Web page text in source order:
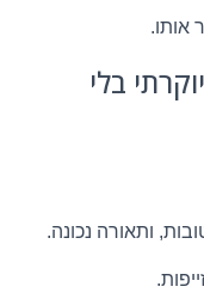
אותו.
בלי
ותאורה נכונה.